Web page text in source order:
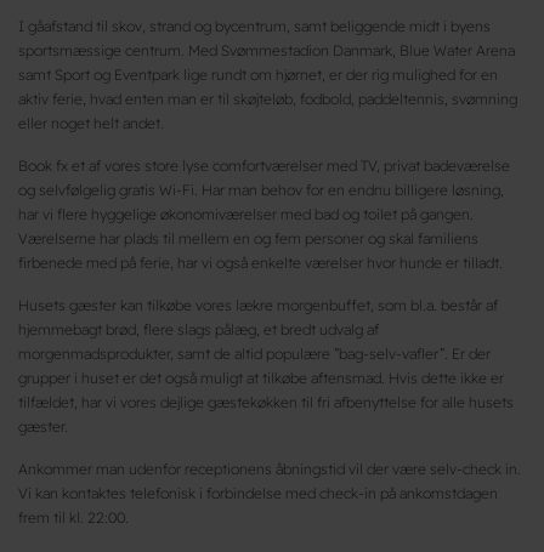
I gåafstand til skov, strand og bycentrum, samt beliggende midt i byens
sportsmæssige centrum. Med Svømmestadion Danmark, Blue Water Arena
samt Sport og Eventpark lige rundt om hjørnet, er der rig mulighed for en
aktiv ferie, hvad enten man er til skøjteløb, fodbold, paddeltennis, svømning
eller noget helt andet.
Book fx et af vores store lyse comfortværelser med TV, privat badeværelse
og selvfølgelig gratis Wi-Fi. Har man behov for en endnu billigere løsning,
har vi flere hyggelige økonomiværelser med bad og toilet på gangen.
Værelserne har plads til mellem en og fem personer og skal familiens
firbenede med på ferie, har vi også enkelte værelser hvor hunde er tilladt.
Husets gæster kan tilkøbe vores lækre morgenbuffet, som bl.a. består af
hjemmebagt brød, flere slags pålæg, et bredt udvalg af
morgenmadsprodukter, samt de altid populære ”bag-selv-vafler”. Er der
grupper i huset er det også muligt at tilkøbe aftensmad. Hvis dette ikke er
tilfældet, har vi vores dejlige gæstekøkken til fri afbenyttelse for alle husets
gæster.
Ankommer man udenfor receptionens åbningstid vil der være selv-check in.
Vi kan kontaktes telefonisk i forbindelse med check-in på ankomstdagen
frem til kl. 22:00.